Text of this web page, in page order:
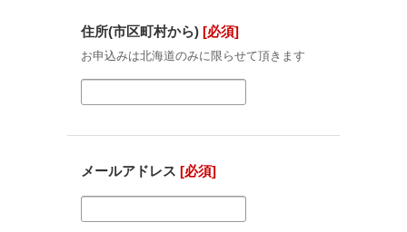
住所(市区町村から) [必須]
お申込みは北海道のみに限らせて頂きます
メールアドレス [必須]